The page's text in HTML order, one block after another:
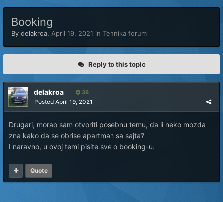
Booking
By delakroa, April 19, 2021 in Tehnika forum
Reply to this topic
delakroa 38
Posted April 19, 2021
Drugari, morao sam otvoriti posebnu temu, da li neko mozda
zna kako da se obrise apartman sa sajta?
I naravno, u ovoj temi pisite sve o booking-u.
Quote